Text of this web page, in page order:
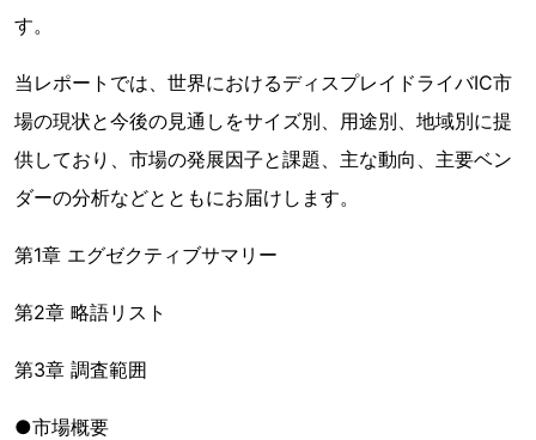
す。
当レポートでは、世界におけるディスプレイドライバIC市
場の現状と今後の見通しをサイズ別、用途別、地域別に提
供しており、市場の発展因子と課題、主な動向、主要ベン
ダーの分析などとともにお届けします。
第1章 エグゼクティブサマリー
第2章 略語リスト
第3章 調査範囲
●市場概要